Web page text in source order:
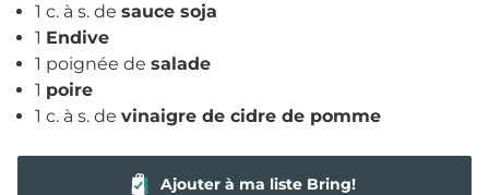
1 c. à s. de sauce soja
1 Endive
1 poignée de salade
1 poire
1 c. à s. de vinaigre de cidre de pomme
Ajouter à ma liste Bring!